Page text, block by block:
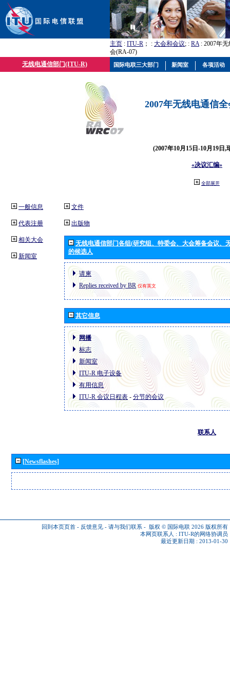
主页 : ITU-R ； : 大会和会议; : RA: 2007年
会(RA-07)
无线电通信部门(ITU-R)
2007年无线电通信
(2007年10月15日-10月19日,
«决议汇编»
全部展开
一般信息
代表注册
相关大会
新闻室
文件
出版物
无线电通信部门各组(研究组、特委会、大会筹备会议、
的候选人
请柬
Replies received by BR 仅有英文
其它信息
网播
标志
新闻室
ITU-R 电子设备
有用信息
ITU-R 会议日程表 - 分节的会议
联系人
[Newsflashes]
回到本页页首 - 反馈意见 - 请与我们联系 - 版权 © 国际电联 2026 版权所有
本网页联系人 : ITU-R的网络协调员
最近更新日期 : 2013-01-30
国际电联三大部门 新闻室 各项活动